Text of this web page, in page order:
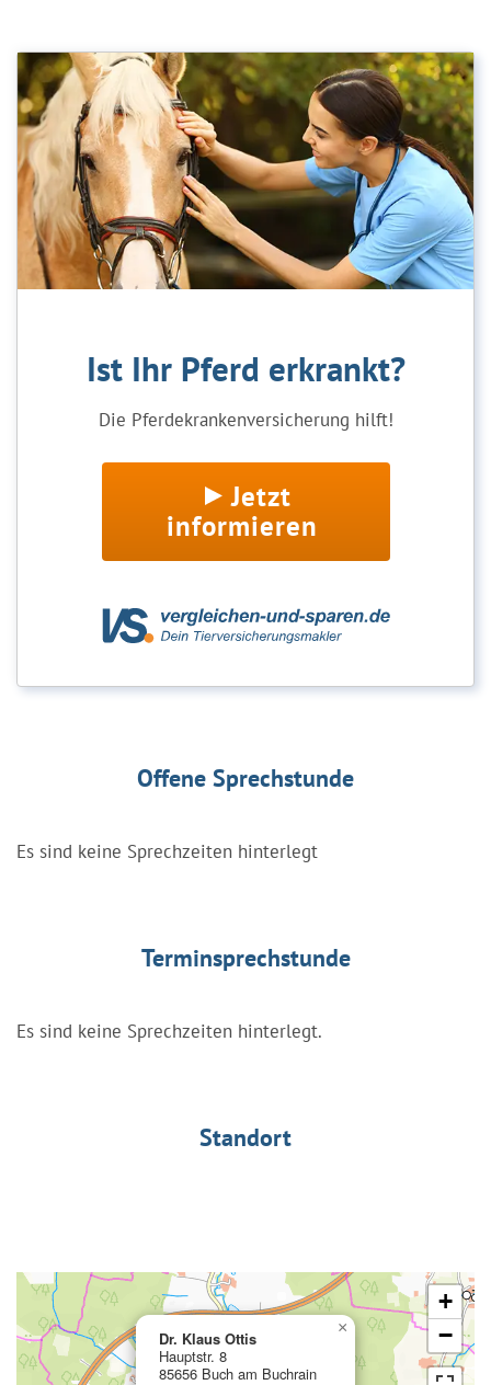
Ist Ihr Pferd erkrankt?
Die Pferdekrankenversicherung hilft!
Jetzt
informieren
Offene Sprechstunde
Es sind keine Sprechzeiten hinterlegt
Terminsprechstunde
Es sind keine Sprechzeiten hinterlegt.
Standort
Dr. Klaus Ottis
Hauptstr. 8
85656 Buch am Buchrain
×
+
−